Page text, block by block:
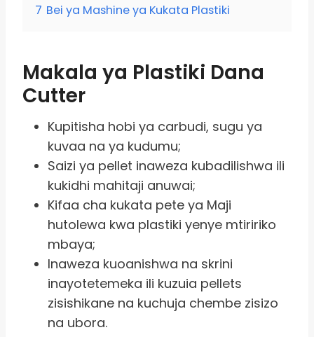
7 Bei ya Mashine ya Kukata Plastiki
Makala ya Plastiki Dana
Cutter
Kupitisha hobi ya carbudi, sugu ya
kuvaa na ya kudumu;
Saizi ya pellet inaweza kubadilishwa ili
kukidhi mahitaji anuwai;
Kifaa cha kukata pete ya Maji
hutolewa kwa plastiki yenye mtiririko
mbaya;
Inaweza kuoanishwa na skrini
inayotetemeka ili kuzuia pellets
zisishikane na kuchuja chembe zisizo
na ubora.